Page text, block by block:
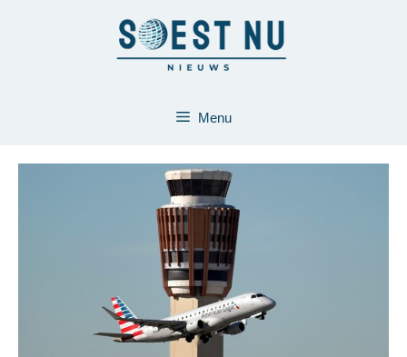
Menu